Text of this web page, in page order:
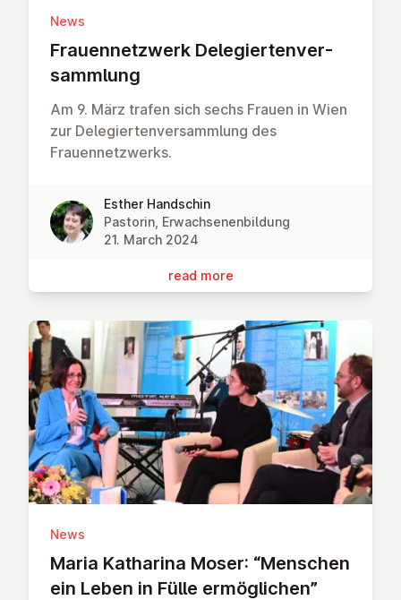
News
Frauen­net­zwerk Del­e­gier­ten­ver­
sammlung
Am 9. März trafen sich sechs Frauen in Wien
zur Delegiertenversammlung des
Frauennetzwerks.
Esther Handschin
Pastorin, Erwachsenenbildung
21. March 2024
read more
News
Maria Katharina Moser: “Menschen
ein Leben in Fülle er­mög­lichen”